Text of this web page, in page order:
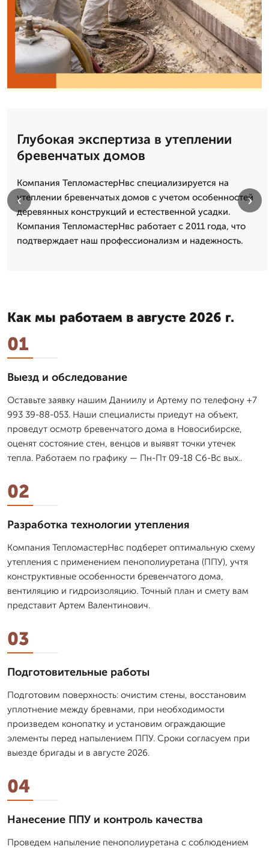
Глубокая экспертиза в утеплении
бревенчатых домов
Компания ТепломастерНвс специализируется на
утеплении бревенчатых домов с учетом особенностей
деревянных конструкций и естественной усадки.
Компания ТепломастерНвс работает с 2011 года, что
подтверждает наш профессионализм и надежность.
‹ ›
Как мы работаем в августе 2026 г.
01
Выезд и обследование
Оставьте заявку нашим Даниилу и Артему по телефону +7
993 39-88-053. Наши специалисты приедут на объект,
проведут осмотр бревенчатого дома в Новосибирске,
оценят состояние стен, венцов и выявят точки утечек
тепла. Работаем по графику — Пн-Пт 09-18 Сб-Вс вых..
02
Разработка технологии утепления
Компания ТепломастерНвс подберет оптимальную схему
утепления с применением пенополиуретана (ППУ), учтя
конструктивные особенности бревенчатого дома,
вентиляцию и гидроизоляцию. Точный план и смету вам
представит Артем Валентинович.
03
Подготовительные работы
Подготовим поверхность: очистим стены, восстановим
уплотнение между бревнами, при необходимости
произведем конопатку и установим ограждающие
элементы перед напылением ППУ. Сроки согласуем при
выезде бригады и в августе 2026.
04
Нанесение ППУ и контроль качества
Проведем напыление пенополиуретана с соблюдением